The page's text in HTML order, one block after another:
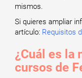
mismos.
Si quieres ampliar
artículo: Requisitos
¿Cuál es la
cursos de